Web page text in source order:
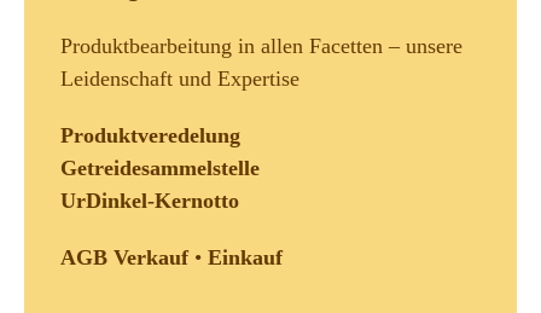
Produktbearbeitung in allen Facetten – unsere
Leidenschaft und Expertise
Produktveredelung
Getreidesammelstelle
UrDinkel-Kernotto
AGB Verkauf• Einkauf